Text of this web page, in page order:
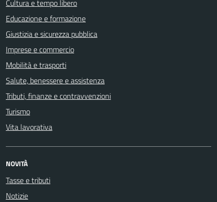
Cultura e tempo libero
Educazione e formazione
Giustizia e sicurezza pubblica
Imprese e commercio
Mobilità e trasporti
Salute, benessere e assistenza
Tributi, finanze e contravvenzioni
Turismo
Vita lavorativa
NOVITÀ
Tasse e tributi
Notizie